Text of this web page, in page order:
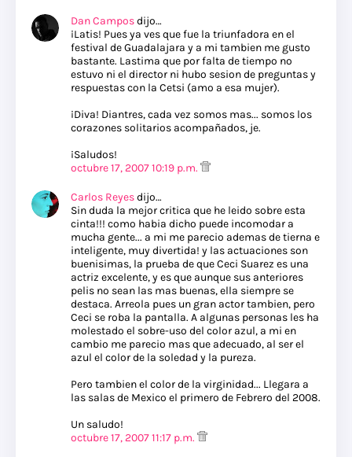
Dan Camposdijo…
¡Latis! Pues ya ves que fue la triunfadora en el
festival de Guadalajara y a mi tambien me gusto
bastante. Lastima que por falta de tiempo no
estuvo ni el director ni hubo sesion de preguntas y
respuestas con la Cetsi (amo a esa mujer).
¡Diva! Diantres, cada vez somos mas... somos los
corazones solitarios acompañados, je.
¡Saludos!
octubre 17, 2007 10:19 p.m.
Carlos Reyesdijo…
Sin duda la mejor critica que he leido sobre esta
cinta!!! como habia dicho puede incomodar a
mucha gente... a mi me parecio ademas de tierna e
inteligente, muy divertida! y las actuaciones son
buenisimas, la prueba de que Ceci Suarez es una
actriz excelente, y es que aunque sus anteriores
pelis no sean las mas buenas, ella siempre se
destaca. Arreola pues un gran actor tambien, pero
Ceci se roba la pantalla. A algunas personas les ha
molestado el sobre-uso del color azul, a mi en
cambio me parecio mas que adecuado, al ser el
azul el color de la soledad y la pureza.
Pero tambien el color de la virginidad... Llegara a
las salas de Mexico el primero de Febrero del 2008.
Un saludo!
octubre 17, 2007 11:17 p.m.